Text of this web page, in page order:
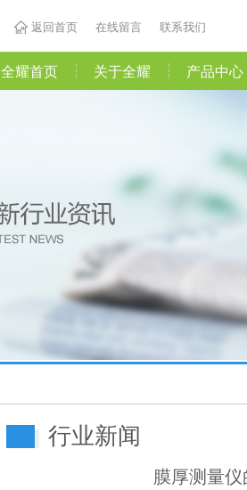
返回首页 在线留言 联系我们
全耀首页 关于全耀 产品中心
行业新闻
膜厚测量